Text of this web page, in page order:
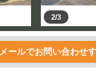
2/3
メールでお問い合わせ